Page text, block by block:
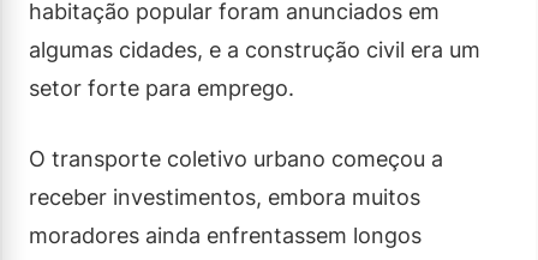
habitação popular foram anunciados em
algumas cidades, e a construção civil era um
setor forte para emprego.
O transporte coletivo urbano começou a
receber investimentos, embora muitos
moradores ainda enfrentassem longos